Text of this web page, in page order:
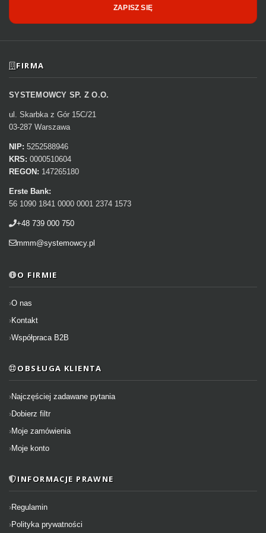
ZAPISZ SIĘ
FIRMA
SYSTEMOWCY SP. Z O.O.
ul. Skarbka z Gór 15C/21
03-287 Warszawa
NIP: 5252588946
KRS: 0000510604
REGON: 147265180
Erste Bank:
56 1090 1841 0000 0001 2374 1573
+48 739 000 750
mmm@systemowcy.pl
O FIRMIE
O nas
Kontakt
Współpraca B2B
OBSŁUGA KLIENTA
Najczęściej zadawane pytania
Dobierz filtr
Moje zamówienia
Moje konto
INFORMACJE PRAWNE
Regulamin
Polityka prywatności